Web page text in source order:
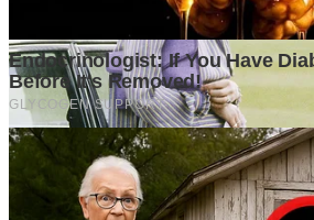
Tulis Komentar
Belum ada komentar. Jadilah yang pertama!
Baca Juga